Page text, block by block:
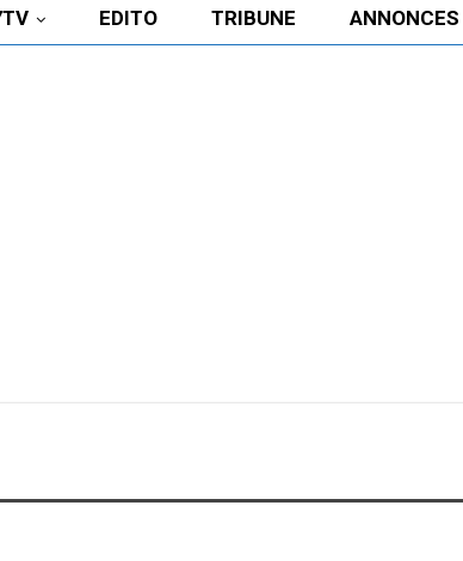
EDITO TRIBUNE ANNONCES